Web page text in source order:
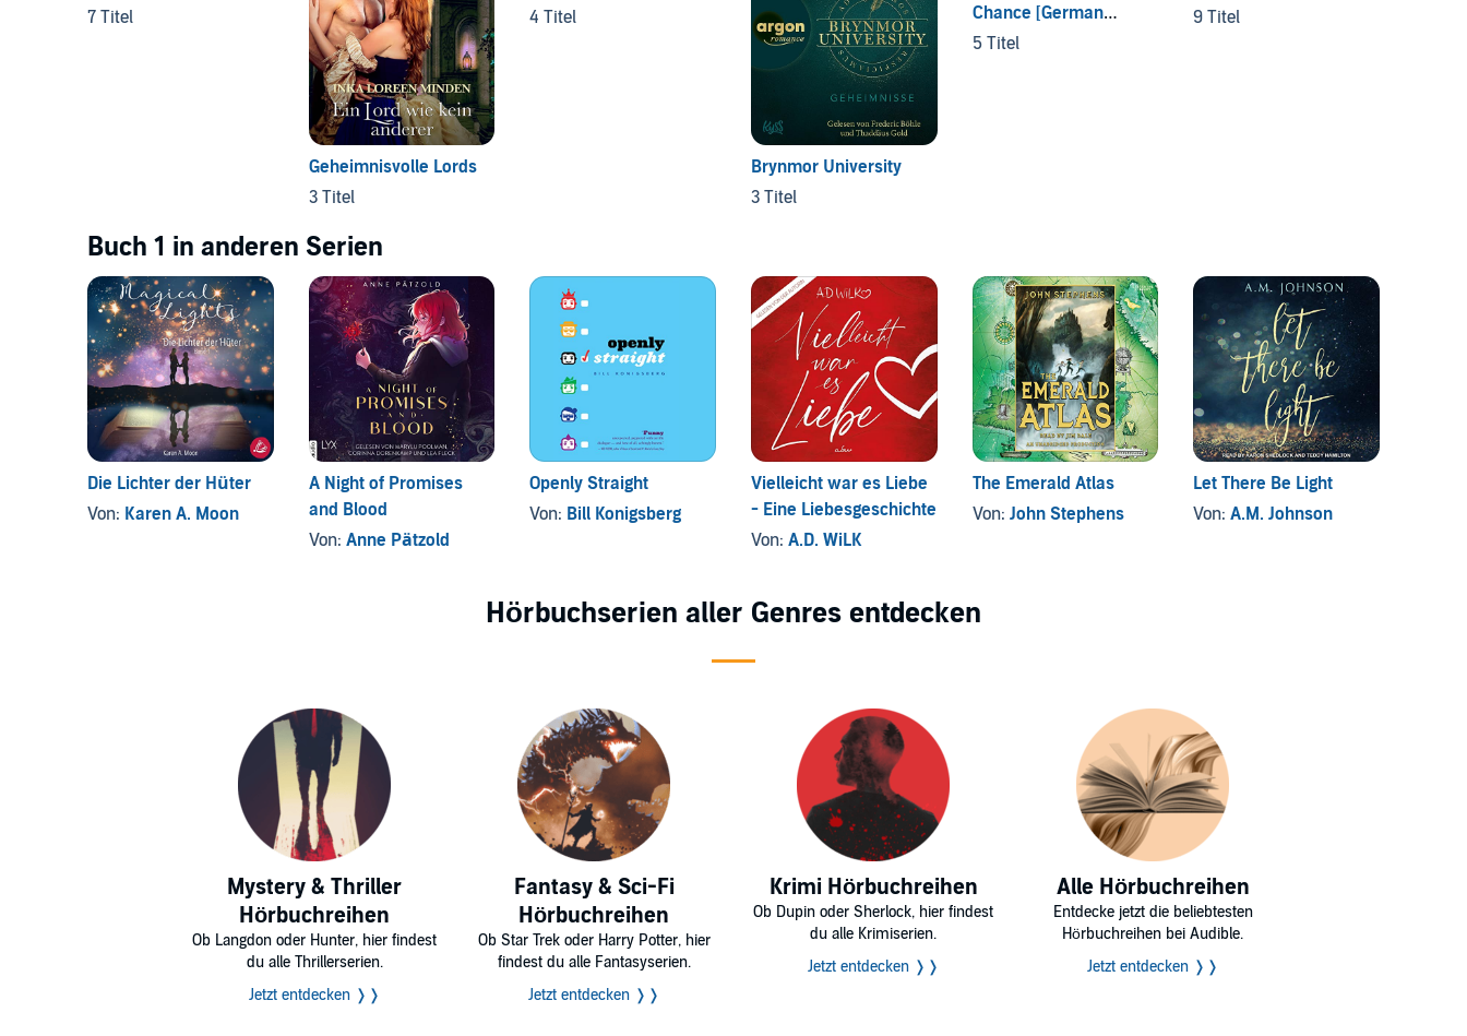
7 Titel
Geheimnisvolle Lords
3 Titel
4 Titel
Brynmor University
3 Titel
Chance [German
Edition]
5 Titel
9 Titel
Buch 1 in anderen Serien
Die Lichter der Hüter
Von: Karen A. Moon
A Night of Promises
and Blood
Von: Anne Pätzold
Openly Straight
Von: Bill Konigsberg
Vielleicht war es Liebe
- Eine Liebesgeschichte
Von: A.D. WiLK
The Emerald Atlas
Von: John Stephens
Let There Be Light
Von:A.M. Johnson
Hörbuchserien aller Genres entdecken
Mystery & Thriller
Hörbuchreihen
Ob Langdon oder Hunter, hier findest
du alle Thrillerserien.
Jetzt entdecken ❭❭
Fantasy & Sci-Fi
Hörbuchreihen
Ob Star Trek oder Harry Potter, hier
findest du alle Fantasyserien.
Jetzt entdecken ❭❭
Krimi Hörbuchreihen
Ob Dupin oder Sherlock, hier findest
du alle Krimiserien.
Jetzt entdecken ❭❭
Alle Hörbuchreihen
Entdecke jetzt die beliebtesten
Hörbuchreihen bei Audible.
Jetzt entdecken ❭❭